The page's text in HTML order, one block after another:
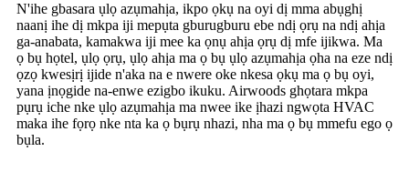
N'ihe gbasara ụlọ azụmahịa, ikpo ọkụ na oyi dị mma abụghị
naanị ihe dị mkpa iji mepụta gburugburu ebe ndị ọrụ na ndị ahịa
ga-anabata, kamakwa iji mee ka ọnụ ahịa ọrụ dị mfe ijikwa. Ma
ọ bụ họtel, ụlọ ọrụ, ụlọ ahịa ma ọ bụ ụlọ azụmahịa ọha na eze ndị
ọzọ kwesịrị ijide n'aka na e nwere oke nkesa ọkụ ma ọ bụ oyi,
yana ịnọgide na-enwe ezigbo ikuku. Airwoods ghọtara mkpa
pụrụ iche nke ụlọ azụmahịa ma nwee ike ịhazi ngwọta HVAC
maka ihe fọrọ nke nta ka ọ bụrụ nhazi, nha ma ọ bụ mmefu ego ọ
bụla.